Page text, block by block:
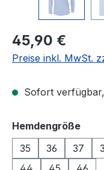
Regulärer Preis:
45,90 €
Preise inkl. MwSt.
Sofort
Hemdengröße
35
36 37